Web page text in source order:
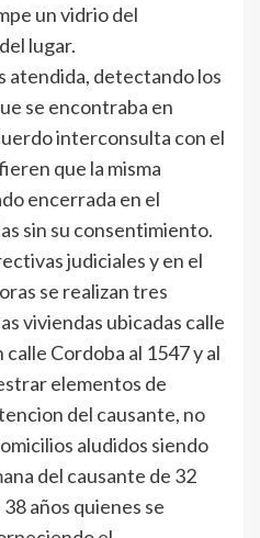
un vidrio del
lugar.
atendida, detectando los
se encontraba en
interconsulta con el
que la misma
encerrada en el
sin su consentimiento.
judiciales y en el
se realizan tres
viviendas ubicadas calle
Cordoba al 1547 y al
elementos de
del causante, no
aludidos siendo
del causante de 32
años quienes se